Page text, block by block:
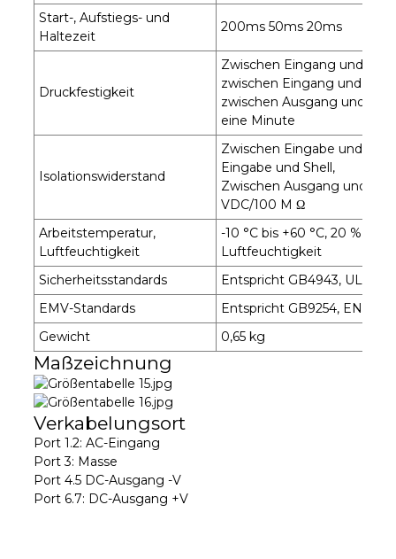
Start-, Aufstiegs- und
Haltezeit
200ms 50ms 20ms
Druckfestigkeit
Zwischen Eingang und
zwischen Eingang und
zwischen Ausgang und
eine Minute
Isolationswiderstand
Zwischen Eingabe und
Eingabe und Shell,
Zwischen Ausgang und
VDC/100 M Ω
Arbeitstemperatur,
Luftfeuchtigkeit
-10 °C bis +60 °C, 20 % bis
Luftfeuchtigkeit
Sicherheitsstandards
Entspricht GB4943,
EMV-Standards
Entspricht GB9254,
Gewicht
0,65 kg
Maßzeichnung
Verkabelungsort
Port 1.2: AC-Eingang
Port 3: Masse
Port 4.5 DC-Ausgang -V
Port 6.7: DC-Ausgang +V